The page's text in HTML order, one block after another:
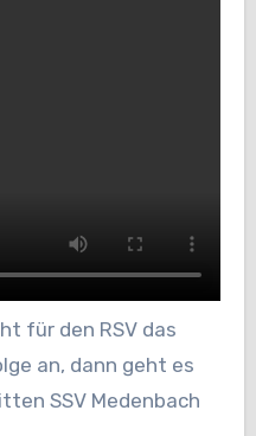
für den RSV das
an, dann geht es
SSV Medenbach